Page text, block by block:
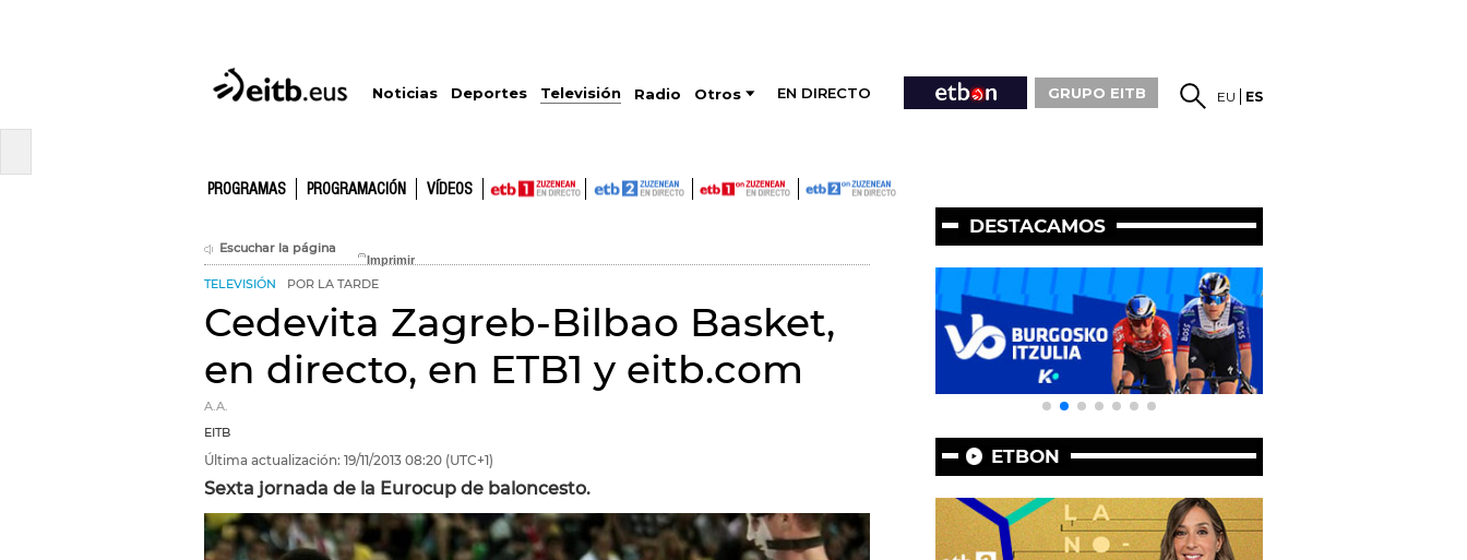
Noticias Deportes Televisión Radio Otros EN DIRECTO GRUPO EITB EU ES
PROGRAMAS PROGRAMACIÓN VÍDEOS
Escuchar la página
TELEVISIÓN POR LA TARDE
Cedevita Zagreb-Bilbao Basket,
en directo, en ETB1 y eitb.com
A.A.
EITB
Última actualización: 19/11/2013 08:20 (UTC+1)
Sexta jornada de la Eurocup de baloncesto.
DESTACAMOS
ETBON